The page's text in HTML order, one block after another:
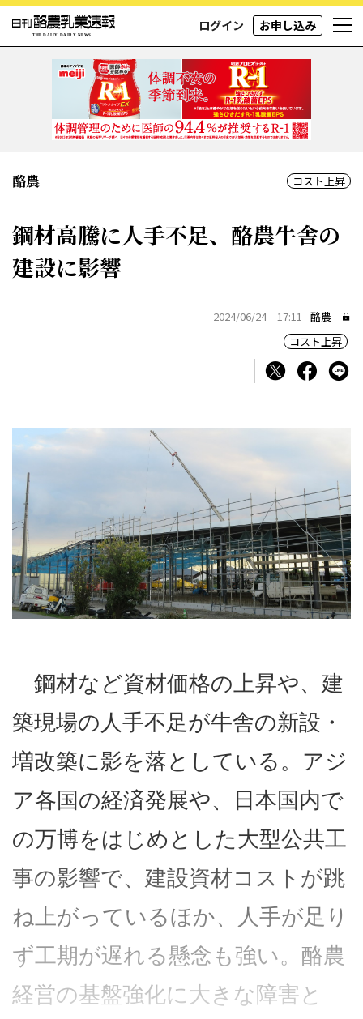
ログイン お申し込み
酪農 コスト上昇
鋼材高騰に人手不足、酪農牛舎の
建設に影響
2024/06/24 17:11 酪農
コスト上昇
鋼材など資材価格の上昇や、建
築現場の人手不足が牛舎の新設・
増改築に影を落としている。アジ
ア各国の経済発展や、日本国内で
の万博をはじめとした大型公共工
事の影響で、建設資材コストが跳
ね上がっているほか、人手が足り
ず工期が遅れる懸念も強い。酪農
経営の基盤強化に大きな障害と